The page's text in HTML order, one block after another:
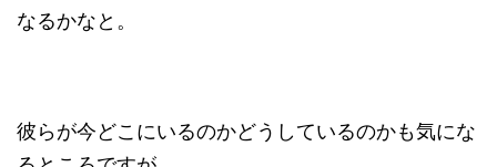
なるかなと。
彼らが今どこにいるのかどうしているのかも気にな